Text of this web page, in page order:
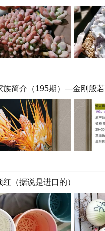
族简介（195期）—金刚般若
红（据说是进口的）